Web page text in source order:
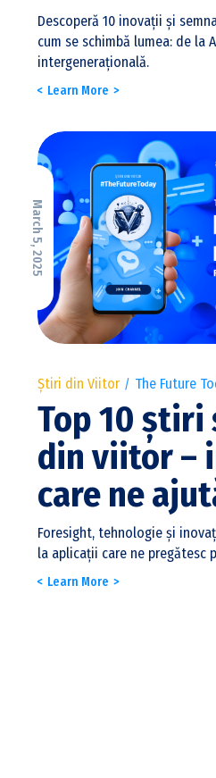
Descoperă 10 inovații și
cum se schimbă lumea: de la
intergenerațională.
Learn More
March 5, 2025
Știri din Viitor The Future
Top 10 știri
din viitor –
care ne
Foresight, tehnologie și
la aplicații care ne pregătesc
Learn More